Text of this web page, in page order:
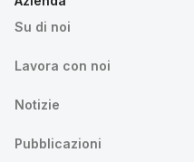
Su di noi
Lavora con noi
Notizie
Pubblicazioni